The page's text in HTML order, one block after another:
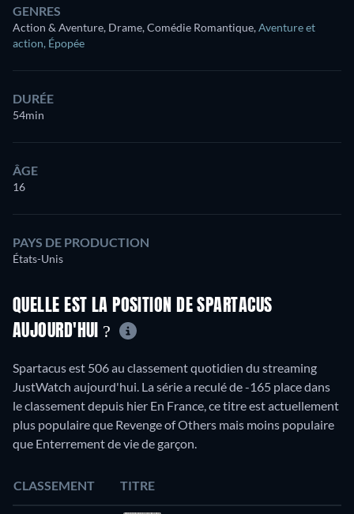
GENRES
Action & Aventure, Drame, Comédie Romantique,Aventure et
action, Épopée
DURÉE
54min
ÂGE
16
PAYS DE PRODUCTION
États-Unis
QUELLE EST LA POSITION DE SPARTACUS
AUJOURD'HUI ?
Spartacus est 506 au classement quotidien du streaming
JustWatch aujourd'hui. La série a reculé de -165 place dans
le classement depuis hier En France, ce titre est actuellement
plus populaire que Revenge of Others mais moins populaire
que Enterrement de vie de garçon.
CLASSEMENT TITRE